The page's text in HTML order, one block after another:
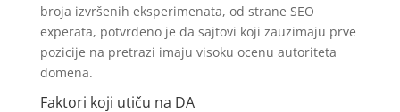
broja izvršenih eksperimenata, od strane SEO
experata, potvrđeno je da sajtovi koji zauzimaju prve
pozicije na pretrazi imaju visoku ocenu autoriteta
domena.
Faktori koji utiču na DA